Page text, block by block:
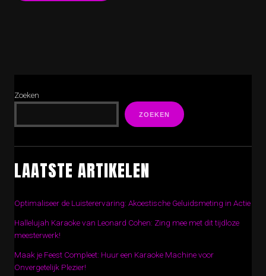
Zoeken
ZOEKEN
LAATSTE ARTIKELEN
Optimaliseer de Luisterervaring: Akoestische Geluidsmeting in Actie
Hallelujah Karaoke van Leonard Cohen: Zing mee met dit tijdloze
meesterwerk!
Maak je Feest Compleet: Huur een Karaoke Machine voor
Onvergetelijk Plezier!